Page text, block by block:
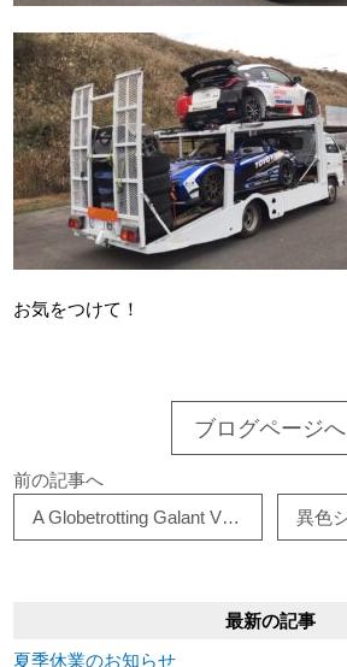
お気をつけて！
ブログページへ
前の記事へ
A Globetrotting Galant VR-4
最新の記事
夏季休業のお知らせ